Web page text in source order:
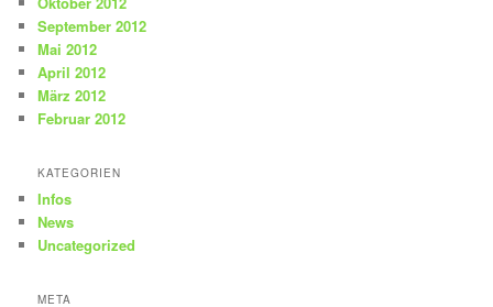
September 2012
Mai 2012
April 2012
März 2012
Februar 2012
KATEGORIEN
Infos
News
Uncategorized
META